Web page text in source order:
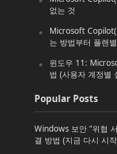
없는 것
Microsoft Copilot(
는 방법부터 플랜
윈도우 11:
법 (사용자 계정별
Popular Posts
Windows 보안 “위협
결 방법 (지금 다시 시